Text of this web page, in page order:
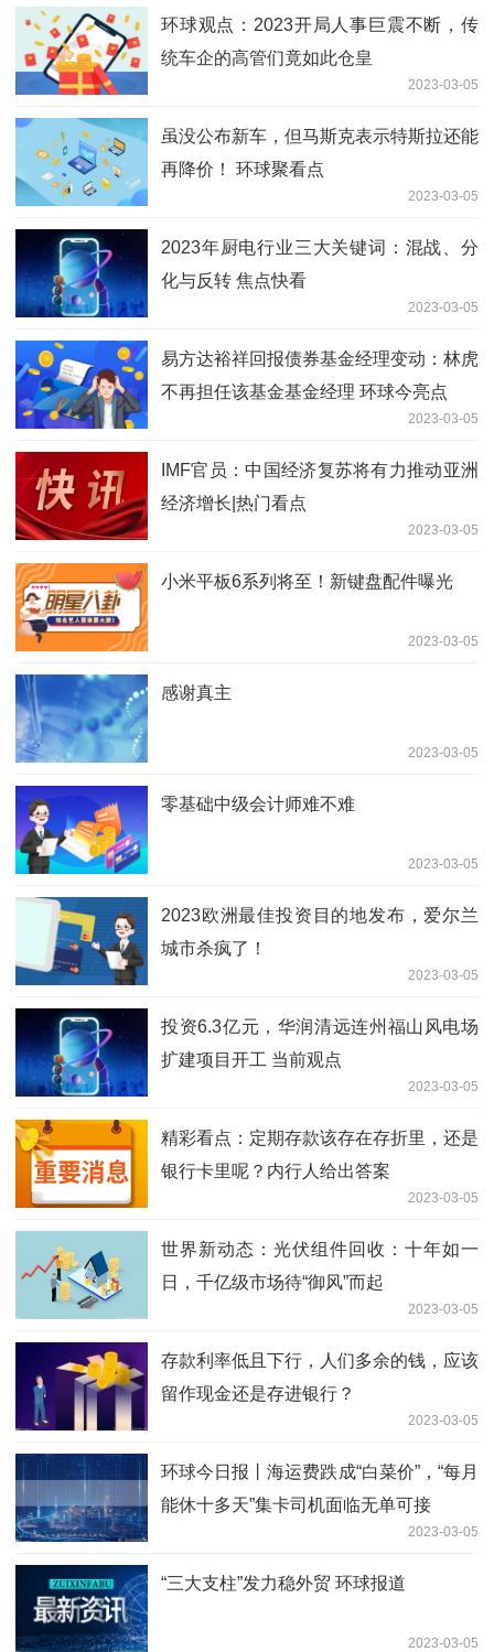
环球观点：2023开局人事巨震不断，传
统车企的高管们竟如此仓皇
2023-03-05
虽没公布新车，但马斯克表示特斯拉还能
再降价！ 环球聚看点
2023-03-05
2023年厨电行业三大关键词：混战、分
化与反转 焦点快看
2023-03-05
易方达裕祥回报债券基金经理变动：林虎
不再担任该基金基金经理 环球今亮点
2023-03-05
IMF官员：中国经济复苏将有力推动亚洲
经济增长|热门看点
2023-03-05
小米平板6系列将至！新键盘配件曝光
2023-03-05
感谢真主
2023-03-05
零基础中级会计师难不难
2023-03-05
2023欧洲最佳投资目的地发布，爱尔兰
城市杀疯了！
2023-03-05
投资6.3亿元，华润清远连州福山风电场
扩建项目开工 当前观点
2023-03-05
精彩看点：定期存款该存在存折里，还是
银行卡里呢？内行人给出答案
2023-03-05
世界新动态：光伏组件回收：十年如一
日，千亿级市场待“御风”而起
2023-03-05
存款利率低且下行，人们多余的钱，应该
留作现金还是存进银行？
2023-03-05
环球今日报丨海运费跌成“白菜价”，“每月
能休十多天”集卡司机面临无单可接
2023-03-05
“三大支柱”发力稳外贸 环球报道
2023-03-05